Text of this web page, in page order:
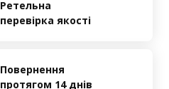
Ретельна
перевірка якості
Повернення
протягом 14 днів